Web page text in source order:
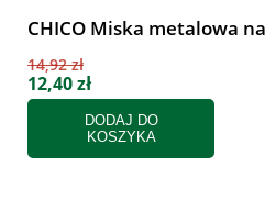
CHICO Miska metalowa
14,92 zł
12,40 zł
DODAJ DO
KOSZYKA